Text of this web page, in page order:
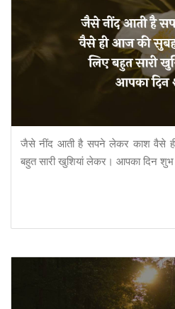
जैसे नींद आती है सपने लेकर काश वैसे
बहुत सारी खुशियां लेकर। आपका दिन शुभ